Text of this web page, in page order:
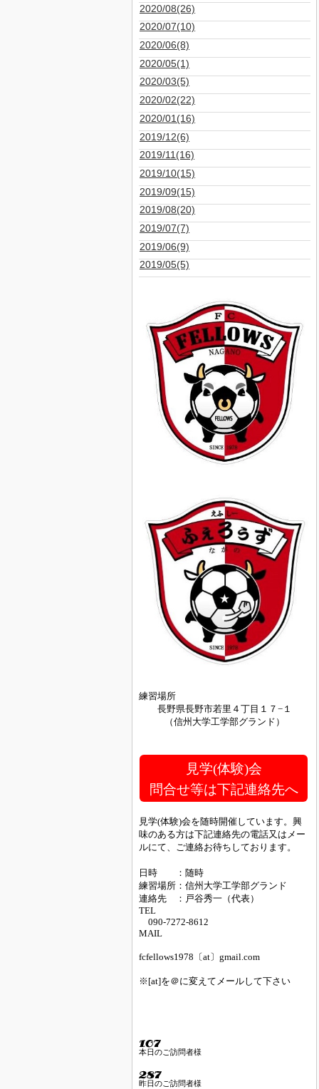
2020/08(26)
2020/07(10)
2020/06(8)
2020/05(1)
2020/03(5)
2020/02(22)
2020/01(16)
2019/12(6)
2019/11(16)
2019/10(15)
2019/09(15)
2019/08(20)
2019/07(7)
2019/06(9)
2019/05(5)
練習場所
長野県長野市若里４丁目１７−１
（信州大学工学部グランド）
見学(体験)会
問合せ等は下記連絡先へ
見学(体験)会を随時開催しています。興
味のある方は下記連絡先の電話又はメー
ルにて、ご連絡お待ちしております。
日時 ：随時
練習場所：信州大学工学部グランド
連絡先 ：戸谷秀一（代表）
TEL
090-7272-8612
MAIL
fcfellows1978〔at〕gmail.com
※[at]を＠に変えてメールして下さい
本日のご訪問者様
昨日のご訪問者様